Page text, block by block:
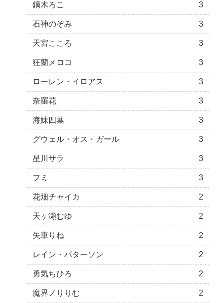
鏑木ろこ 3
石神のぞみ 3
天宮こころ 3
狂蘭メロコ 3
ローレン・イロアス 3
奈羅花 3
海妹四葉 3
グウェル・オス・ガール 3
星川サラ 3
フミ 3
花畑チャイカ 2
天ヶ瀬むゆ 2
矢車りね 2
レイン・パターソン 2
勇気ちひろ 2
魔界ノりりむ 2